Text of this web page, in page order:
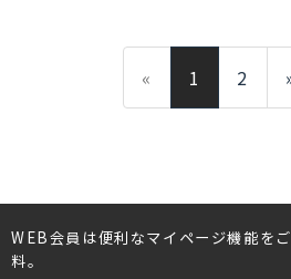
#Sonus faber(ソナスファベー
#Tecnologia e Cuore(テクノロ
« 1 2
WEB会員は便利なマイページ機能を
料。